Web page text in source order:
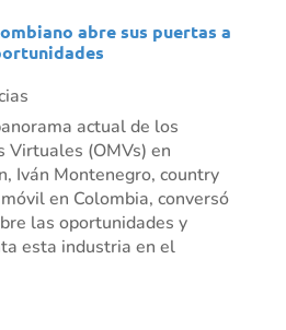
abre sus puertas a
actual de los
Virtuales (OMVs) en
Iván Montenegro, country
en Colombia, conversó
las oportunidades y
esta industria en el